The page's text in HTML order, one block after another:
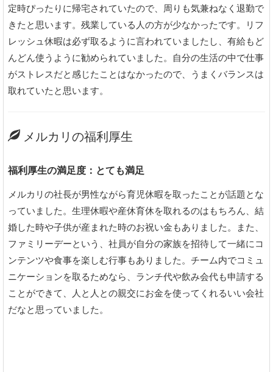
定時ぴったりに帰宅されていたので、周りも気兼ねなく退勤で
きたと思います。残業している人の方が少なかったです。リフ
レッシュ休暇は必ず取るように言われていましたし、有給もど
んどん使うように勧められていました。自分の生活の中で仕事
がストレスだと感じたことはなかったので、うまくバランスは
取れていたと思います。
メルカリの福利厚生
福利厚生の満足度：とても満足
メルカリの社長が男性ながら育児休暇を取ったことが話題とな
っていました。生理休暇や産休育休を取れるのはもちろん、結
婚した時や子供が産まれた時のお祝い金もありました。また、
ファミリーデーという、社員が自分の家族を招待して一緒にコ
ンテンツや食事を楽しむ行事もありました。チーム内でコミュ
ニケーションを取るためなら、ランチ代や飲み会代も申請する
ことができて、人と人との親交にお金を使ってくれるいい会社
だなと思っていました。